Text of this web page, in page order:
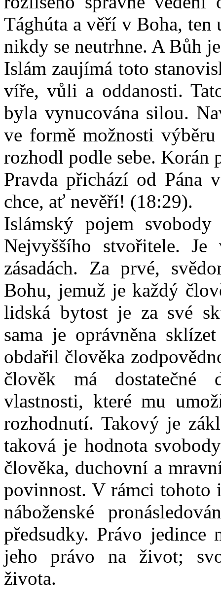
Tághúta a věří v Boha,
nikdy se neutrhne. A Bůh
Islám zaujímá toto
víře, vůli a oddanosti.
byla vynucována silou.
ve formě možnosti
rozhodl podle sebe. Korán
Pravda přichází od Pána
chce, ať nevěří! (18:29).
Islámský pojem
Nejvyššího stvořitele. Je
zásadách. Za prvé,
Bohu, jemuž je každý
lidská bytost je za své
sama je oprávněna
obdařil člověka
člověk má dostatečné
vlastnosti, které mu
rozhodnutí. Takový je
taková je hodnota
člověka, duchovní a
povinnost. V rámci tohoto
náboženské
předsudky. Právo jedince
jeho právo na život;
života.